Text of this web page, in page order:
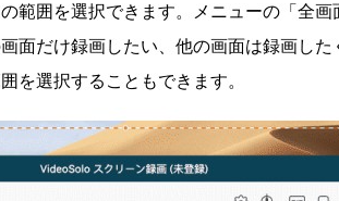
範囲を選択できます。メニューの「全
面だけ録画したい、他の画面は録画し
を選択することもできます。